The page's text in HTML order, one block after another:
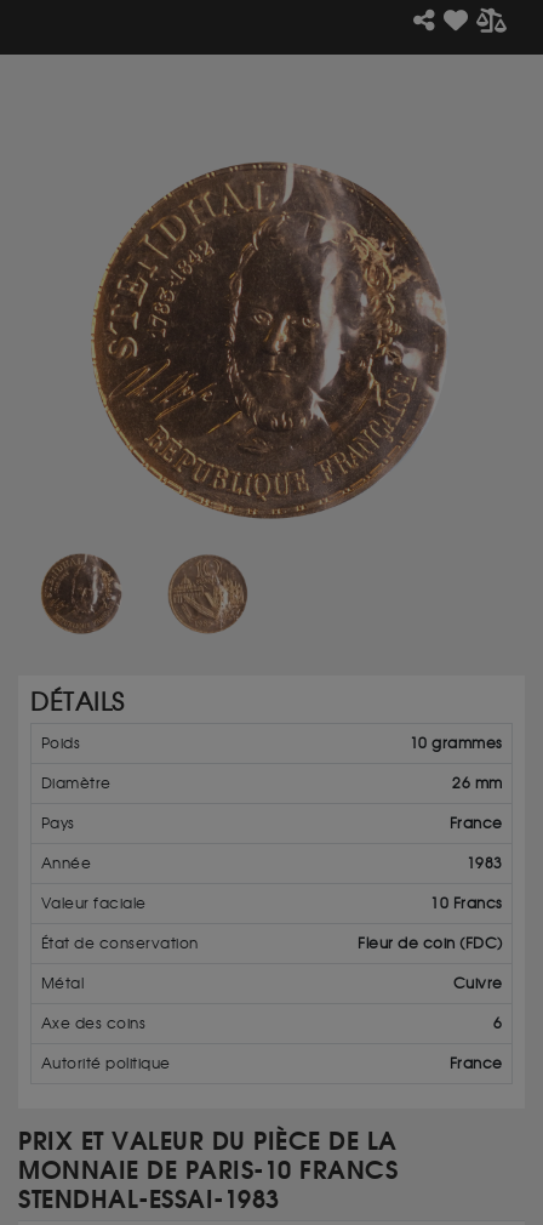
DÉTAILS
Poids 10 grammes
Diamètre 26 mm
Pays France
Année 1983
Valeur faciale 10 Francs
État de conservation Fleur de coin (FDC)
Métal Cuivre
Axe des coins 6
Autorité politique France
PRIX ET VALEUR DU PIÈCE DE LA
MONNAIE DE PARIS-10 FRANCS
STENDHAL-ESSAI-1983